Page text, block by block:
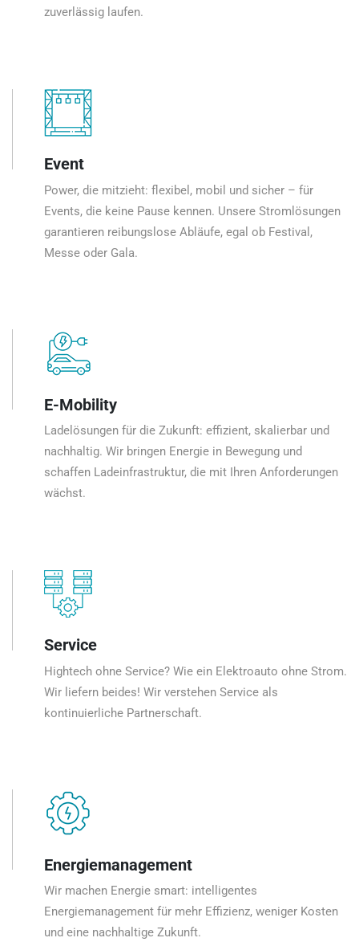
zuverlässig laufen.
Event
Power, die mitzieht: flexibel, mobil und sicher – für
Events, die keine Pause kennen. Unsere Stromlösungen
garantieren reibungslose Abläufe, egal ob Festival,
Messe oder Gala.
E-Mobility
Ladelösungen für die Zukunft: effizient, skalierbar und
nachhaltig. Wir bringen Energie in Bewegung und
schaffen Ladeinfrastruktur, die mit Ihren Anforderungen
wächst.
Service
Hightech ohne Service? Wie ein Elektroauto ohne Strom.
Wir liefern beides! Wir verstehen Service als
kontinuierliche Partnerschaft.
Energiemanagement
Wir machen Energie smart: intelligentes
Energiemanagement für mehr Effizienz, weniger Kosten
und eine nachhaltige Zukunft.